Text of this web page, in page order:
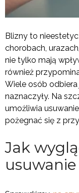
Blizny to
chorobach,
nie tylko mają
również
Wiele osób odbiera
naznaczyły. Na
umożliwia
pożegnać się z
Jak